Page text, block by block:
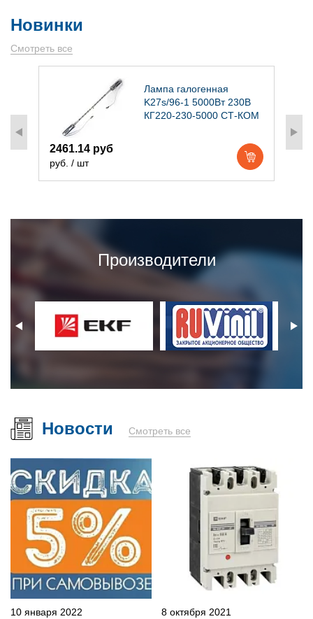
Новинки
Смотреть все
Лампа галогенная
K27s/96-1 5000Вт 230В
КГ220-230-5000 СТ-КОМ
2461.14 руб
руб. / шт
Производители
Новости Смотреть все
10 января 2022 8 октября 2021